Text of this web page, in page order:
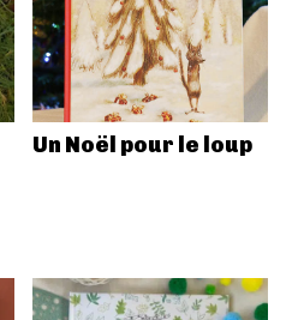
Un Noël pour le loup